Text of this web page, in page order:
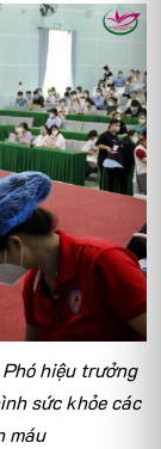
hiệu trưởng
sức khỏe các
máu